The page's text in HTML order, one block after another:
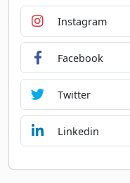
Instagram
Facebook
Twitter
Linkedin